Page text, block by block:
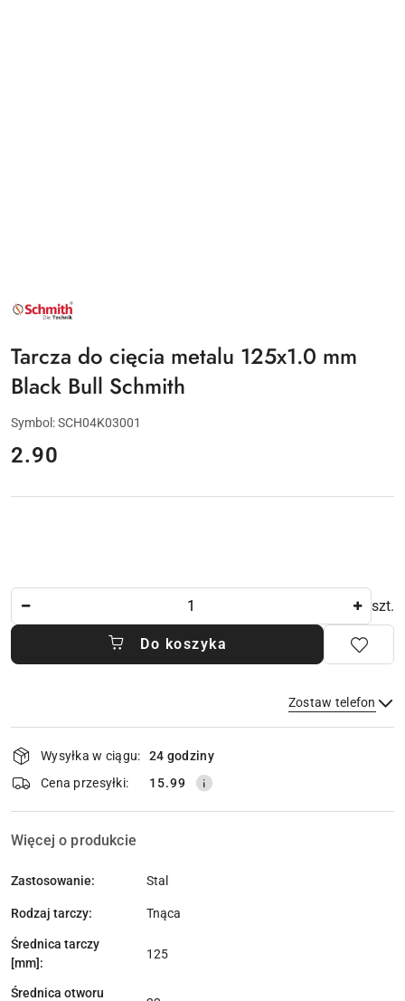
NAZWA
PRODUCENTA:
Tarcza do cięcia metalu 125x1.0 mm
Black Bull Schmith
Symbol:SCH04K03001
cena:
2.90
szt.
Do koszyka
Zostaw telefon
Wyślij
Dostępność
i
dostawa
Wysyłka w ciągu:
24 godziny
Cena przesyłki:
15.99
Więcej o produkcie
Zastosowanie: Stal
Rodzaj tarczy: Tnąca
Średnica tarczy
[mm]:
125
Średnica otworu